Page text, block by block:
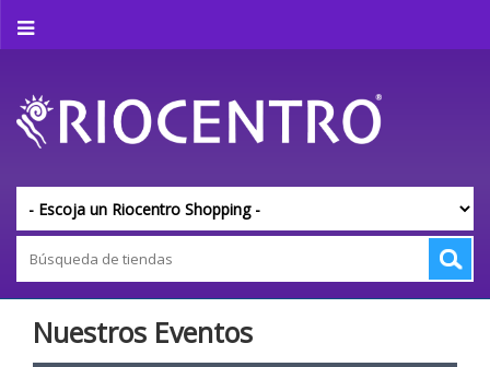
Nuestros Eventos